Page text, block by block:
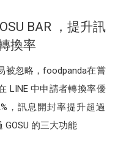
BAR ，提升訊
換率
被忽略，foodpanda在嘗
LINE 中申請者轉換率優
，訊息開封率提升超過
GOSU 的三大功能